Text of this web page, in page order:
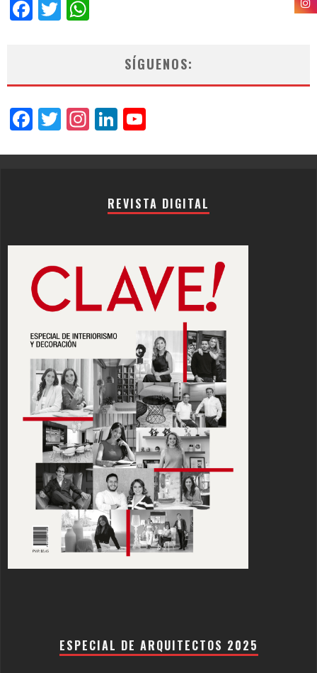
Facebook
Twitter
SÍGUENOS:
Facebook
Twitter
Instagram
LinkedIn
REVISTA DIGITAL
ESPECIAL DE ARQUITECTOS 2025